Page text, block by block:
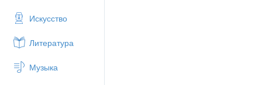
Искусство
Литература
Музыка